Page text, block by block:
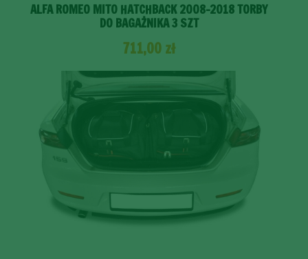
ALFA ROMEO MITO HATCHBACK 2008-2018 TORBY
DO BAGAŻNIKA 3 SZT
711,00 zł